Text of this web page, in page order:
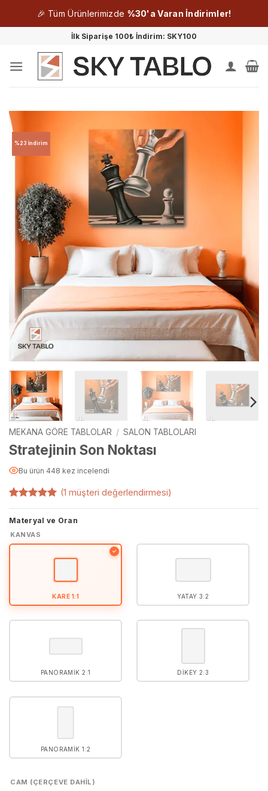
🎉 Tüm Ürünlerimizde %30'a Varan İndirimler!
İlk Siparişe 100₺ İndirim: SKY100
%23 İndirim
MEKANA GÖRE TABLOLAR / SALON TABLOLARI
Stratejinin Son Noktası
Bu ürün 448 kez incelendi
1
müşteri
puanına
dayanarak
5 üzerinden
5puan aldı
(1 müşteri değerlendirmesi)
Materyal ve Oran
KANVAS
KARE 1:1
✓
YATAY 3:2
PANORAMIK 2:1 DIKEY 2:3
PANORAMIK 1:2
CAM (ÇERÇEVE DAHIL)